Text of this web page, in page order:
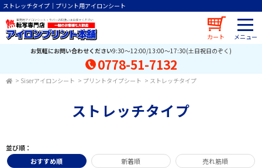
ストレッチタイプ｜プリント用アイロンシート
カート
お気軽にお問い合わせください9:30～12:00/13:00～17:30(土日祝日のぞく)
0778-51-7132
> Siserアイロンシート > プリントタイプシート > ストレッチタイプ
ストレッチタイプ
並び順：
おすすめ順
新着順 売れ筋順